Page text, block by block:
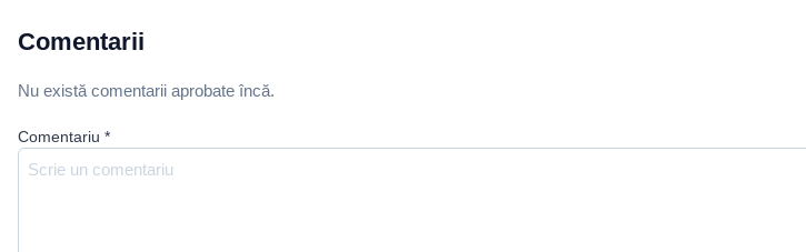
Comentarii
Nu există comentarii aprobate încă.
Comentariu *